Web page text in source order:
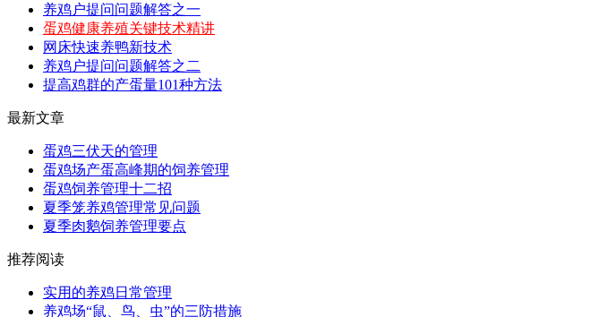
养鸡户提问问题解答之一
蛋鸡健康养殖关键技术精讲
网床快速养鸭新技术
养鸡户提问问题解答之二
提高鸡群的产蛋量101种方法
最新文章
蛋鸡三伏天的管理
蛋鸡场产蛋高峰期的饲养管理
蛋鸡饲养管理十二招
夏季笼养鸡管理常见问题
夏季肉鹅饲养管理要点
推荐阅读
实用的养鸡日常管理
养鸡场“鼠、鸟、虫”的三防措施